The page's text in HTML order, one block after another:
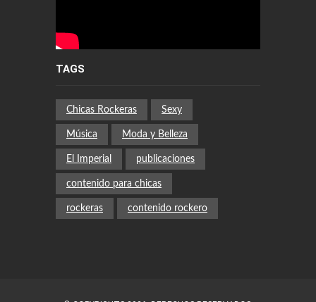
TAGS
Chicas Rockeras Sexy
Música Moda y Belleza
El Imperial publicaciones
contenido para chicas
rockeras contenido rockero